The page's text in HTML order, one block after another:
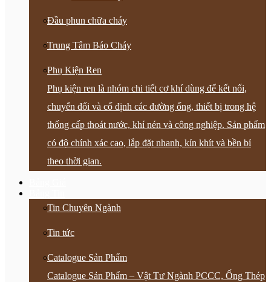
Đầu phun chữa cháy
Trung Tâm Báo Cháy
Phụ Kiện Ren
Phụ kiện ren là nhóm chi tiết cơ khí dùng để kết nối,
chuyển đổi và cố định các đường ống, thiết bị trong hệ
thống cấp thoát nước, khí nén và công nghiệp. Sản phẩm
có độ chính xác cao, lắp đặt nhanh, kín khít và bền bỉ
theo thời gian.
Tin Chuyên Ngành
Tin tức
Catalogue Sản Phẩm
Catalogue Sản Phẩm – Vật Tư Ngành PCCC, Ống Thép